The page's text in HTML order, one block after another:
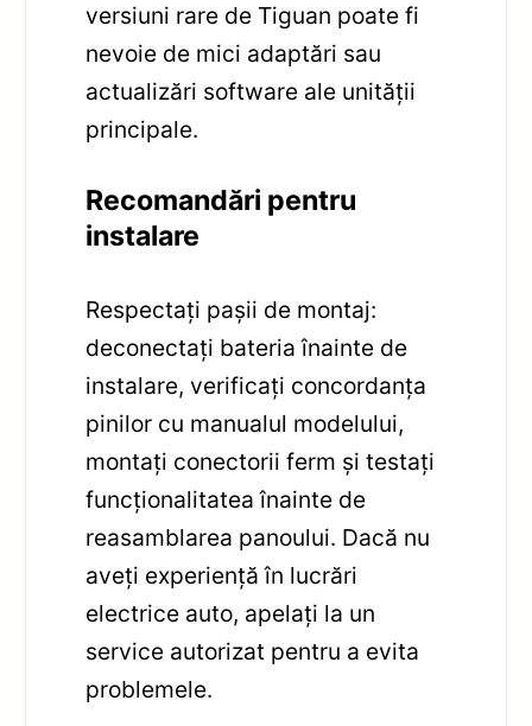
versiuni rare de Tiguan poate fi
nevoie de mici adaptări sau
actualizări software ale unității
principale.
Recomandări pentru
instalare
Respectați pașii de montaj:
deconectați bateria înainte de
instalare, verificați concordanța
pinilor cu manualul modelului,
montați conectorii ferm și testați
funcționalitatea înainte de
reasamblarea panoului. Dacă nu
aveți experiență în lucrări
electrice auto, apelați la un
service autorizat pentru a evita
problemele.